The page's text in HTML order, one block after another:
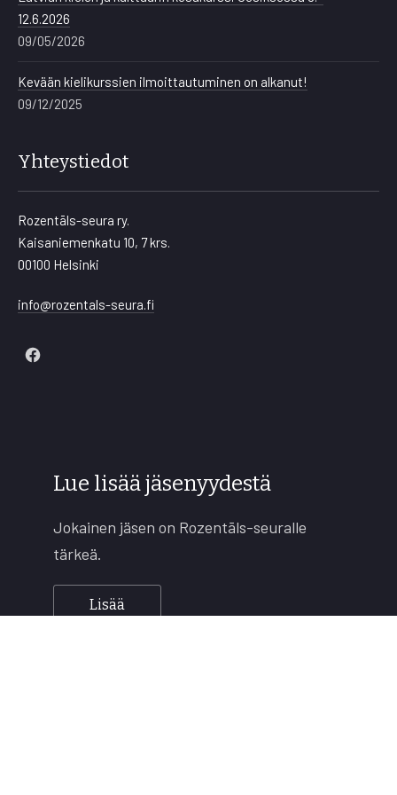
12.6.2026
09/05/2026
Kevään kielikurssien ilmoittautuminen on alkanut!
09/12/2025
Yhteystiedot
Rozentāls-seura ry.
Kaisaniemenkatu 10, 7 krs.
00100 Helsinki
info@rozentals-seura.fi
New
Lue lisää jäsenyydestä
Jokainen jäsen on Rozentāls-seuralle
tärkeä.
Lisää